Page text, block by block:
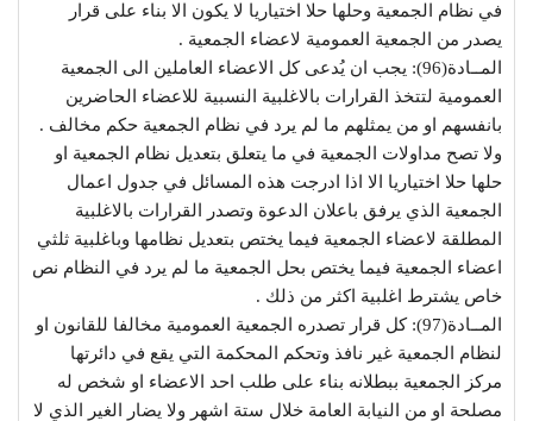
في نظام الجمعية وحلها حلا اختياريا لا يكون الا بناء على قرار
يصدر من الجمعية العمومية لاعضاء الجمعية .
المــادة(96): يجب ان يُدعى كل الاعضاء العاملين الى الجمعية
العمومية لتتخذ القرارات بالاغلبية النسبية للاعضاء الحاضرين
بانفسهم او من يمثلهم ما لم يرد في نظام الجمعية حكم مخالف .
ولا تصح مداولات الجمعية في ما يتعلق بتعديل نظام الجمعية او
حلها حلا اختياريا الا اذا ادرجت هذه المسائل في جدول اعمال
الجمعية الذي يرفق باعلان الدعوة وتصدر القرارات بالاغلبية
المطلقة لاعضاء الجمعية فيما يختص بتعديل نظامها وباغلبية ثلثي
اعضاء الجمعية فيما يختص بحل الجمعية ما لم يرد في النظام نص
خاص يشترط اغلبية اكثر من ذلك .
المــادة(97): كل قرار تصدره الجمعية العمومية مخالفا للقانون او
لنظام الجمعية غير نافذ وتحكم المحكمة التي يقع في دائرتها
مركز الجمعية ببطلانه بناء على طلب احد الاعضاء او شخص له
مصلحة او من النيابة العامة خلال ستة اشهر ولا يضار الغير الذي لا